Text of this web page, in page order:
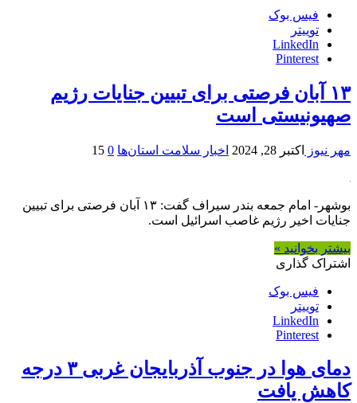
فیس بوک
توییتر
LinkedIn
Pinterest
۱۳ آبان فرصتی برای تبیین جنایات رژیم
صهیونیستی است
مهر نیوز اکتبر 28, 2024 اخبار سلامت استان‌ها 0
15
بوشهر- امام جمعه بندر سیراف گفت: ۱۳ آبان فرصتی برای تبیین
جنایات اخیر رژیم غاصب اسرائیل است.
بیشتر بخوانید »
اشتراک گذاری
فیس بوک
توییتر
LinkedIn
Pinterest
دمای هوا در جنوب آذربایجان غربی ۳ درجه
کاهش یافت